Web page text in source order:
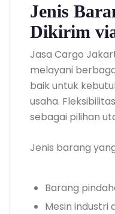
Jenis
Dikirim
Jasa Cargo
melayani
baik untuk
usaha.
sebagai pilihan
Jenis barang
Barang
Mesin industri